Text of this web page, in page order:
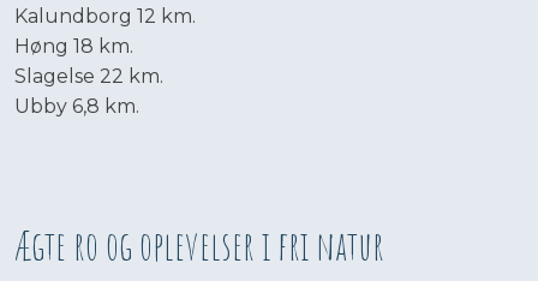
Kalundborg 12 km.
Høng 18 km.
Slagelse 22 km.
Ubby 6,8 km.
Ægte ro og oplevelser i fri natur